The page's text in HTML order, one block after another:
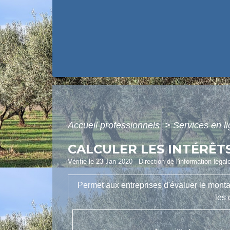
Accueil professionnels> Services en
CALCULER LES
Vérifié le 23 Jan 2020 - Direction de l'information
Permet aux entreprises d'évaluer le
les